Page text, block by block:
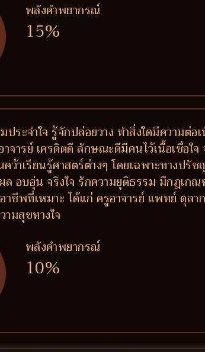
พลังคำพยากรณ์
15%
ระจำใจ รู้จักปล่อยวาง ทำสิ่งใดมีความ
จารย์ เครดิตดี ลักษณะดีมีคนไว้เนื้อเชื่อใ
ว้าเรียนรู้ศาสตร์ต่างๆ โดยเฉพาะทางป
อบอุ่น จริงใจ รักความยุติธรรม มีกฎเก
ชีพที่เหมาะ ได้แก่ ครูอาจารย์ แพทย์ ตุล
มสุขทางใจ
พลังคำพยากรณ์
10%